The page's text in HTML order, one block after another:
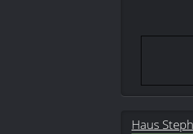
Haus